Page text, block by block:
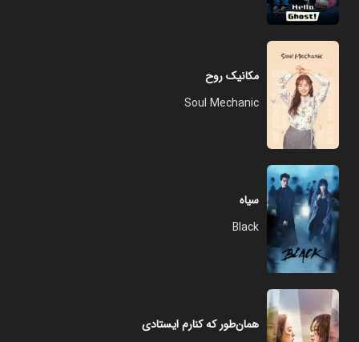
مکانیک روح
Soul Mechanic
سیاه
Black
همان‌‌طور که کنارم ایستادی